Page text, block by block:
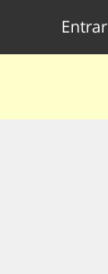
Entrar